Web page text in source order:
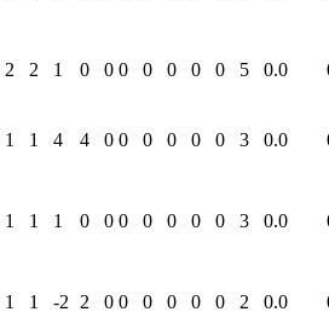
2 2 1 0 0 0 0 0 0 0 5 0.0
1 1 4 4 0 0 0 0 0 0 3 0.0
1 1 1 0 0 0 0 0 0 0 3 0.0
1 1 -2 2 0 0 0 0 0 0 2 0.0